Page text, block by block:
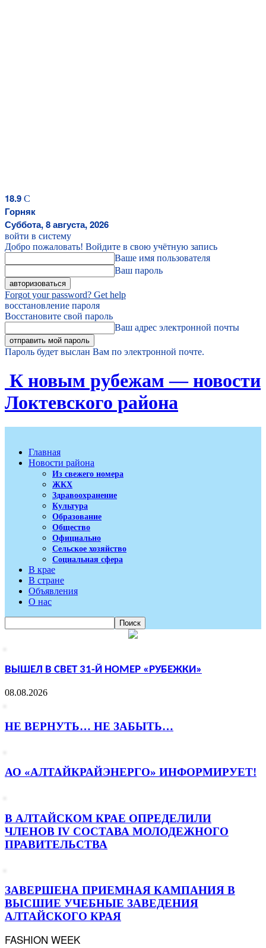
18.9 C
Горняк
Суббота, 8 августа, 2026
войти в систему
Добро пожаловать! Войдите в свою учётную запись
Ваше имя пользователя
Ваш пароль
Forgot your password? Get help
восстановление пароля
Восстановите свой пароль
Ваш адрес электронной почты
Пароль будет выслан Вам по электронной почте.
К новым рубежам — новости
Локтевского района
Главная
Новости района
Из свежего номера
ЖКХ
Здравоохранение
Культура
Образование
Общество
Официально
Сельское хозяйство
Социальная сфера
В крае
В стране
Объявления
О нас
ВЫШЕЛ В СВЕТ 31-Й НОМЕР «РУБЕЖКИ»
08.08.2026
НЕ ВЕРНУТЬ… НЕ ЗАБЫТЬ…
АО «АЛТАЙКРАЙЭНЕРГО» ИНФОРМИРУЕТ!
В АЛТАЙСКОМ КРАЕ ОПРЕДЕЛИЛИ
ЧЛЕНОВ IV СОСТАВА МОЛОДЕЖНОГО
ПРАВИТЕЛЬСТВА
ЗАВЕРШЕНА ПРИЕМНАЯ КАМПАНИЯ В
ВЫСШИЕ УЧЕБНЫЕ ЗАВЕДЕНИЯ
АЛТАЙСКОГО КРАЯ
FASHION WEEK